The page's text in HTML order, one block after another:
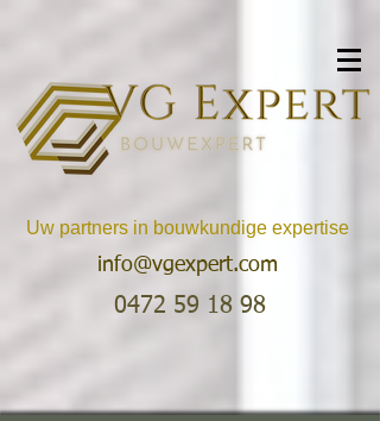
Uw partners in bouwkundige expertise
info@vgexpert.com
0472 59 18 98